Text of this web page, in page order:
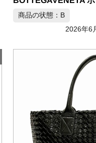
商品の状態：B
2026年6